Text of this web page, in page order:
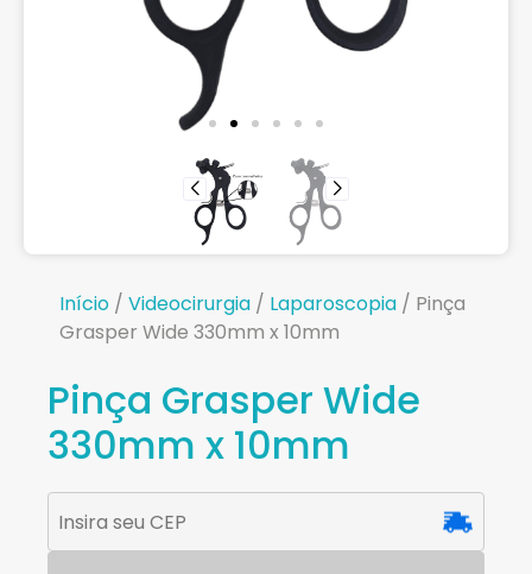
Início / Videocirurgia / Laparoscopia / Pinça
Grasper Wide 330mm x 10mm
Pinça Grasper Wide
330mm x 10mm